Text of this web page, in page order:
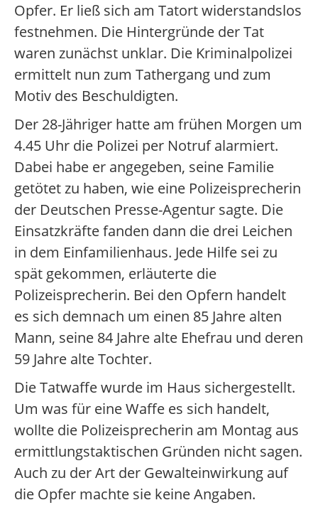
Opfer. Er ließ sich am Tatort widerstandslos
festnehmen. Die Hintergründe der Tat
waren zunächst unklar. Die Kriminalpolizei
ermittelt nun zum Tathergang und zum
Motiv des Beschuldigten.
Der 28-Jähriger hatte am frühen Morgen um
4.45 Uhr die Polizei per Notruf alarmiert.
Dabei habe er angegeben, seine Familie
getötet zu haben, wie eine Polizeisprecherin
der Deutschen Presse-Agentur sagte. Die
Einsatzkräfte fanden dann die drei Leichen
in dem Einfamilienhaus. Jede Hilfe sei zu
spät gekommen, erläuterte die
Polizeisprecherin. Bei den Opfern handelt
es sich demnach um einen 85 Jahre alten
Mann, seine 84 Jahre alte Ehefrau und deren
59 Jahre alte Tochter.
Die Tatwaffe wurde im Haus sichergestellt.
Um was für eine Waffe es sich handelt,
wollte die Polizeisprecherin am Montag aus
ermittlungstaktischen Gründen nicht sagen.
Auch zu der Art der Gewalteinwirkung auf
die Opfer machte sie keine Angaben.